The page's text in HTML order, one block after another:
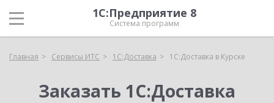
1С:Предприятие 8
Система программ
Главная Сервисы ИТС 1С:Доставка 1С:Доставка в Курске
Заказать 1С:Доставка